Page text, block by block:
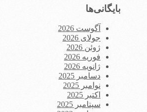
بایگانی‌ها
آگوست 2026
جولای 2026
ژوئن 2026
فوریه 2026
ژانویه 2026
دسامبر 2025
نوامبر 2025
اکتبر 2025
سپتامبر 2025